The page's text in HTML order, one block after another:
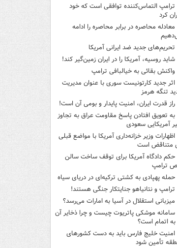
ترامپ التماس‌کننده توافقی است که خود
کرد
معادله محاصره در برابر محاصره را ادامه
تحریم‌های جدید ضد ایرانی آمریکا
شاید روسیه، آمریکا را در ایران زمین‌گیر کند!
واکنش بقائی به خیالبافی ترامپ
اثر جدید کارتونیست سوری با عنوان مدیریت
تنگه هرمز
راز قدرت ایران، امنیت پایدار و بومی آن است!
به تعویق افتادن پاسخ مقاومت عراق به تجاوز
آمریکایی سعودی
اظهارات وزیر خزانه‌داری آمریکا با مواضع قبلی
متناقض است
حکم دادگاه آمریکا برای توقف ساخت سالن
ترامپ
حمله پهپادی به کشتی ترکیه‌ای در دریای سیاه
ترامپ و نتانیاهو جنایتکار جنگی هستند!
میزبانی استقلال در آسیا به امارات می‌رسد؟
سامانه موشکی پاتریوت چیست و چرا ذخایر آن
به اتمام است؟
امنیت خلیج فارس باید به دست کشورهای
تأمین شود